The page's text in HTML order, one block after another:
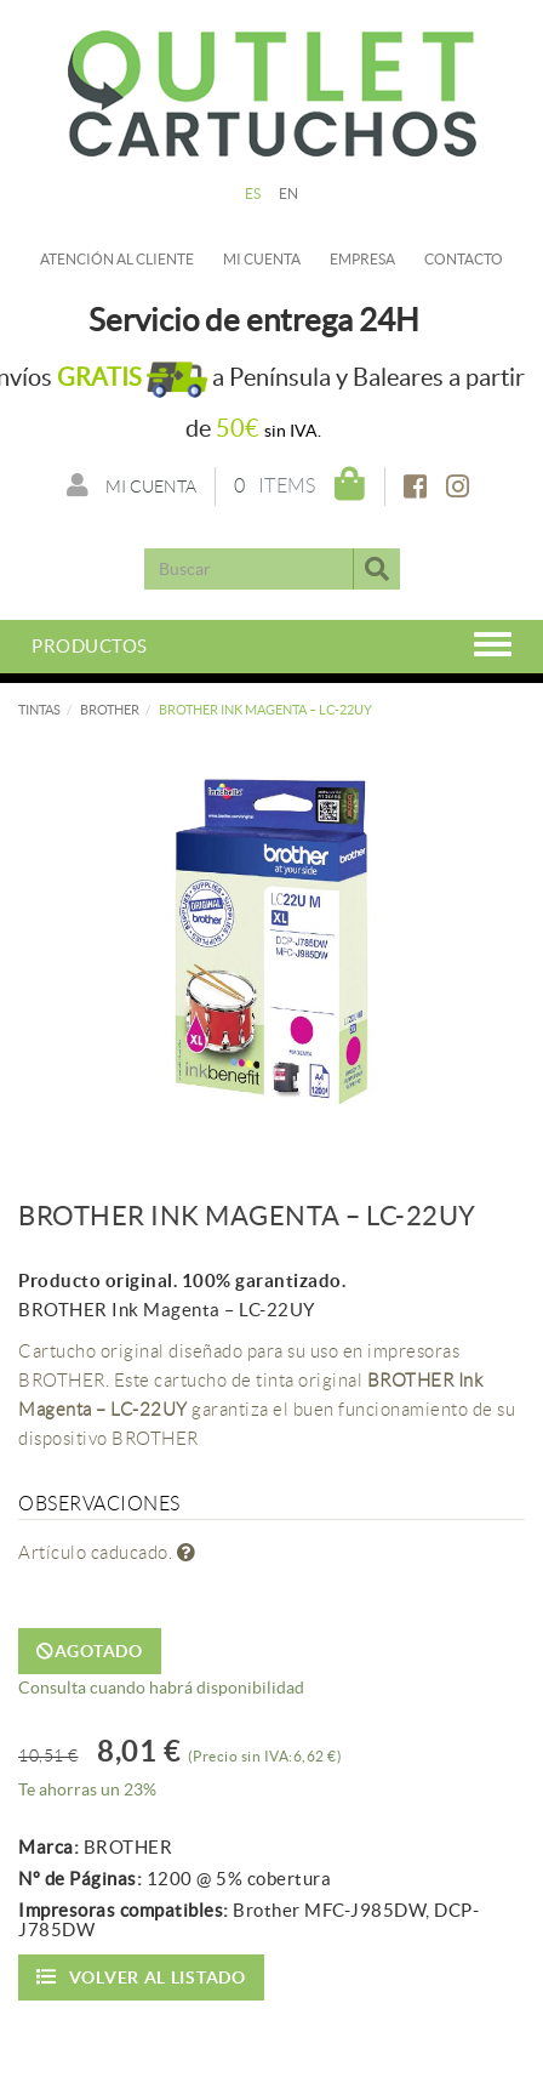
ES EN
ATENCIÓN AL CLIENTE MI CUENTA EMPRESA CONTACTO
Servicio de entrega 24H
GRATIS
a Península y Baleares a partir
de 50€ sin IVA.
0 ITEMS
MI CUENTA
PRODUCTOS
TINTAS BROTHER BROTHER INK MAGENTA – LC-22UY
BROTHER INK MAGENTA – LC-22UY
Producto original. 100% garantizado.
BROTHER Ink Magenta – LC-22UY
Cartucho original diseñado para su uso en impresoras
BROTHER. Este cartucho de tinta original BROTHER Ink
Magenta – LC-22UYgarantiza el buen funcionamiento de su
dispositivo BROTHER
OBSERVACIONES
Artículo caducado.
AGOTADO
Consulta cuando habrá disponibilidad
10,51 € 8,01 € (Precio sin IVA:6,62 €)
Te ahorras un 23%
Marca: BROTHER
Nº de Páginas: 1200 @ 5% cobertura
Impresoras compatibles: Brother MFC-J985DW, DCP-
J785DW
VOLVER AL LISTADO